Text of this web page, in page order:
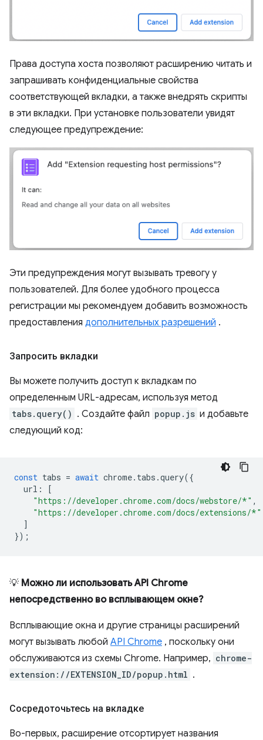
Права доступа хоста позволяют расширению читать и
запрашивать конфиденциальные свойства
соответствующей вкладки, а также внедрять скрипты
в эти вкладки. При установке пользователи увидят
следующее предупреждение:
Эти предупреждения могут вызывать тревогу у
пользователей. Для более удобного процесса
регистрации мы рекомендуем добавить возможность
предоставления дополнительных разрешений .
Запросить вкладки
Вы можете получить доступ к вкладкам по
определенным URL-адресам, используя метод
tabs.query() . Создайте файл popup.js и добавьте
следующий код:
const tabs = await chrome. tabs .query({
url :
[
"https://developer.chrome.com/docs/webstore/*" ,
"https://developer.chrome.com/docs/extensions/*"
]
});
💡 Можно ли использовать API Chrome
непосредственно во всплывающем окне?
Всплывающие окна и другие страницы расширений
могут вызывать любой API Chrome , поскольку они
обслуживаются из схемы Chrome. Например, chrome-
extension://EXTENSION_ID/popup.html .
Сосредоточьтесь на вкладке
Во-первых, расширение отсортирует названия